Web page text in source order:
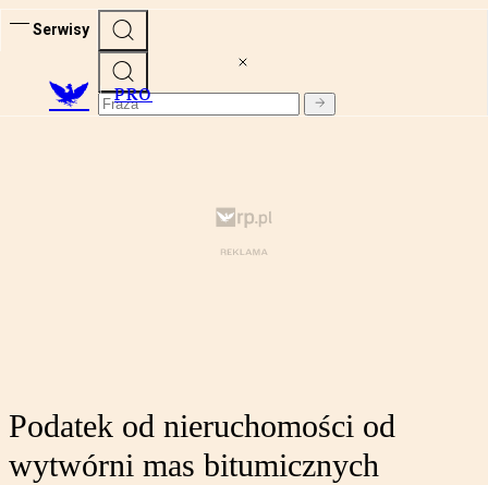
Serwisy
PRO
Podatek od nieruchomości od
wytwórni mas bitumicznych